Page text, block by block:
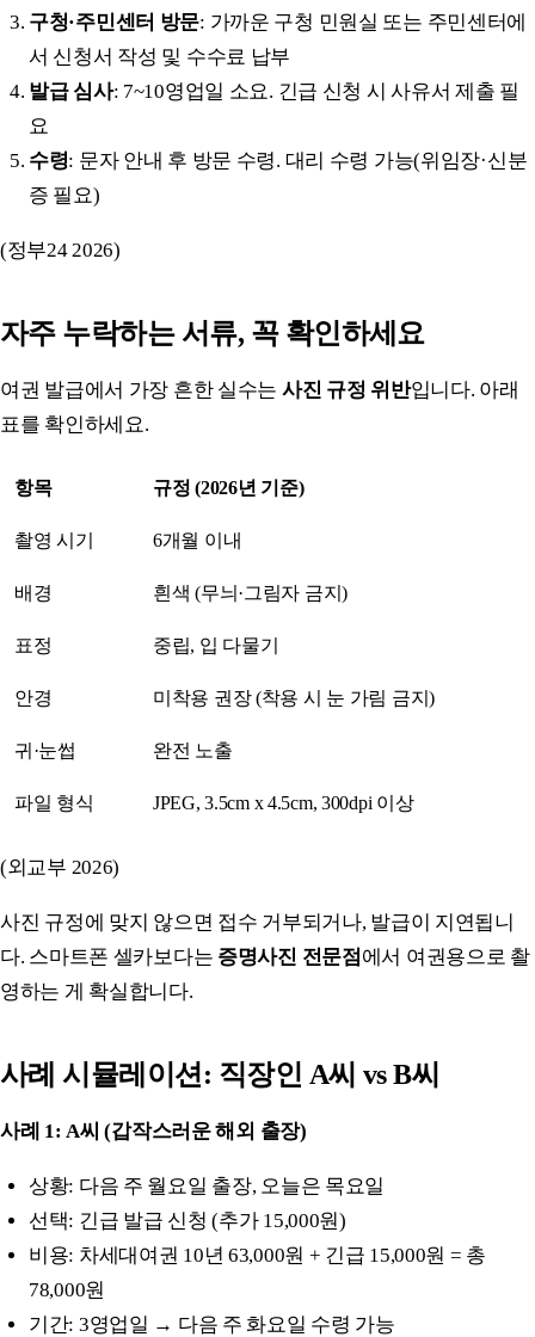
구청·주민센터 방문: 가까운 구청 민원실 또는 주민센터에
서 신청서 작성 및 수수료 납부
발급 심사: 7~10영업일 소요. 긴급 신청 시 사유서 제출 필
요
수령: 문자 안내 후 방문 수령. 대리 수령 가능(위임장·신분
증 필요)
(정부24 2026)
자주 누락하는 서류, 꼭 확인하세요
여권 발급에서 가장 흔한 실수는 사진 규정 위반입니다. 아래
표를 확인하세요.
항목 규정 (2026년 기준)
촬영 시기 6개월 이내
배경 흰색 (무늬·그림자 금지)
표정 중립, 입 다물기
안경 미착용 권장 (착용 시 눈 가림 금지)
귀·눈썹 완전 노출
파일 형식 JPEG, 3.5cm x 4.5cm, 300dpi 이상
(외교부 2026)
사진 규정에 맞지 않으면 접수 거부되거나, 발급이 지연됩니
다. 스마트폰 셀카보다는 증명사진 전문점에서 여권용으로 촬
영하는 게 확실합니다.
사례 시뮬레이션: 직장인 A씨 vs B씨
사례 1: A씨 (갑작스러운 해외 출장)
상황: 다음 주 월요일 출장, 오늘은 목요일
선택: 긴급 발급 신청 (추가 15,000원)
비용: 차세대여권 10년 63,000원 + 긴급 15,000원 = 총
78,000원
기간: 3영업일 → 다음 주 화요일 수령 가능